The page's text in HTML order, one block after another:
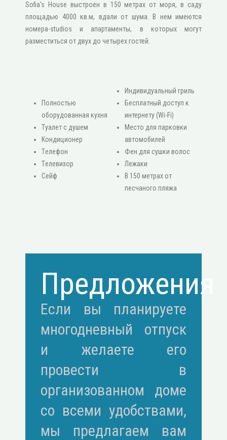
Sofia's House выстроен в 150 метрах от моря, в саду
площадью 4000 кв.м, вдали от шума. В нем имеются
номера-studios и апартаменты, в которых могут
разместиться от двух до четырех гостей.
Πолностью
оборудованная кухня
Туалет с душем
Κондиционер
Τелефон
Τелевизор
Сейф
Индивидуальный гриль
Бесплатный доступ к
интернету (Wi-Fi)
Место для парковки
автомобилей
Фен для сушки волос
Лежаки
В 150 метрах от
песчаного пляжа
Предложения
Если вы планируете
многодневный отпуск
и желаете его
провести в
организованном доме
со всеми удобствами,
мы предлагаем вам